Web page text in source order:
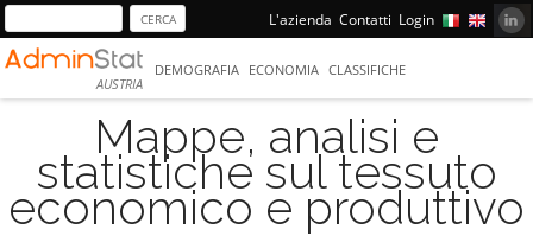
L'azienda Contatti Login
AUSTRIA
DEMOGRAFIA ECONOMIA CLASSIFICHE
Mappe, analisi e
statistiche sul tessuto
economico e produttivo